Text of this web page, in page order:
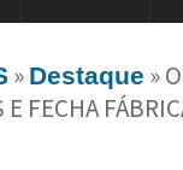
» Destaque »
FECHA